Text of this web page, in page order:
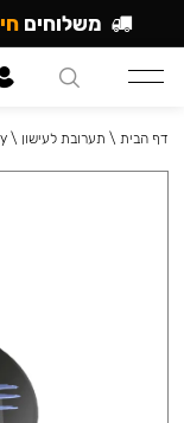
דף הבית \ תערובת לעישון \
משלוחים